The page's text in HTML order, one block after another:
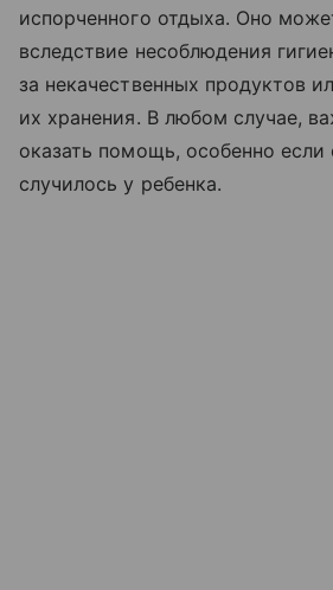
испорченного отдыха. Оно
вследствие несоблюдения
за некачественных продуктов
их хранения. В любом случае,
оказать помощь, особенно если
случилось у ребенка.